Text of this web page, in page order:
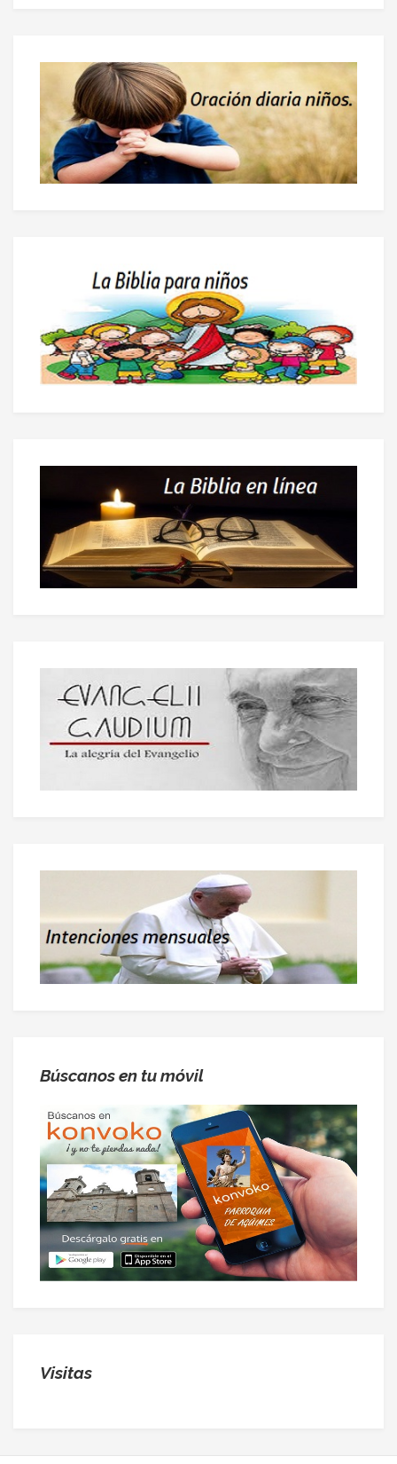
Búscanos en tu móvil
Visitas